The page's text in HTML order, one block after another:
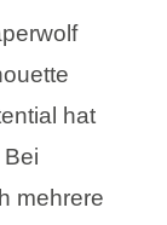
hat
mehrere